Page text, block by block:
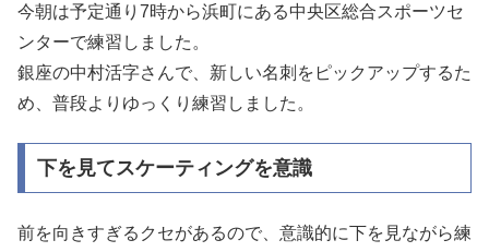
今朝は予定通り7時から浜町にある中央区総合スポーツセ
ンターで練習しました。
銀座の中村活字さんで、新しい名刺をピックアップするた
め、普段よりゆっくり練習しました。
下を見てスケーティングを意識
前を向きすぎるクセがあるので、意識的に下を見ながら練